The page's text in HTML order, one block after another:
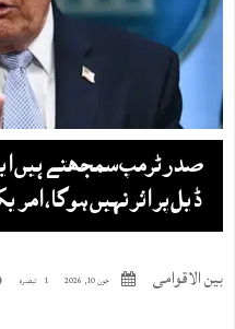
صدر ٹرمپ سمجھتے ہیں
ڈیل پر اثر نہیں ہوگا،
بین الاقوامی جون 10, 2026 1 تبصرہ